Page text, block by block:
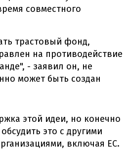
совместного
трастовый фонд,
на противодействие
- заявил он, не
может быть создан
этой идеи, но конечно
это с другими
включая ЕС.